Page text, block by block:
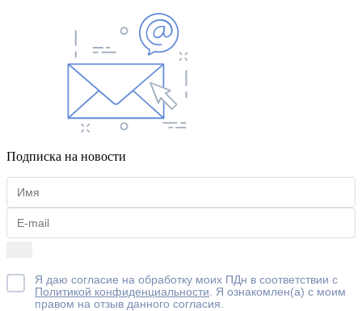
Подписка на новости
Я даю согласие на обработку моих ПДн в соответствии с
Политикой конфиденциальности . Я ознакомлен(а) с моим
правом на отзыв данного согласия.